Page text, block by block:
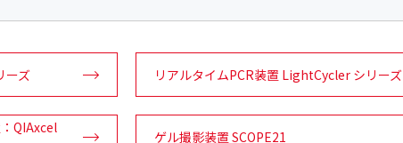
ーズ リアルタイムPCR装置 LightCycler シリーズ
QIAxcel
ゲル撮影装置 SCOPE21